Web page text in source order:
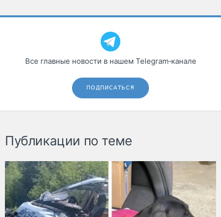
Все главные новости в нашем Telegram‑канале
ПОДПИСАТЬСЯ
Публикации по теме